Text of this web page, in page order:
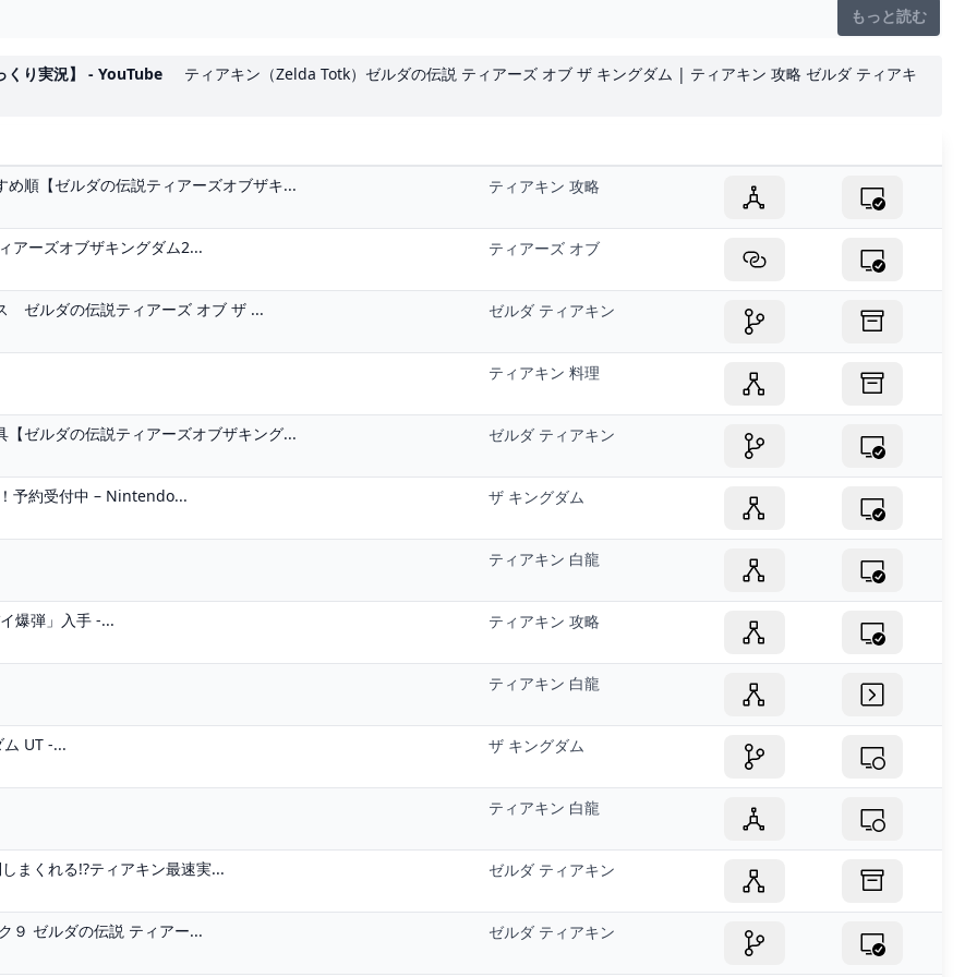
もっと読む
くり実況】 - YouTube ティアキン（Zelda Totk）ゼルダの伝説 ティアーズ オブ ザ キングダム | ティアキン 攻略 ゼルダ ティアキ
順【ゼルダの伝説ティアーズオブザキ... ティアキン 攻略
アーズオブザキングダム2... ティアーズ オブ
ゼルダの伝説ティアーズ オブ ザ ... ゼルダ ティアキン
ティアキン 料理
ゼルダの伝説ティアーズオブザキング... ゼルダ ティアキン
予約受付中 – Nintendo... ザ キングダム
ティアキン 白龍
爆弾」入手 -... ティアキン 攻略
ティアキン 白龍
UT -... ザ キングダム
ティアキン 白龍
まくれる!?ティアキン最速実... ゼルダ ティアキン
９ ゼルダの伝説 ティアー... ゼルダ ティアキン